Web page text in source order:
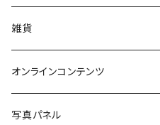
美術
POLEWARDS
Tシャツ
雑貨
バッグ
ブックカバー
オンラインコンテンツ
冒険クロストーク
写真パネル